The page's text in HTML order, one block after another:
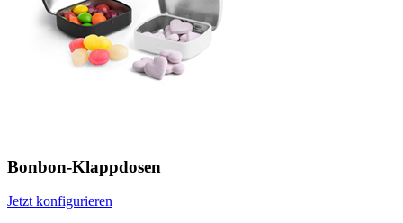
Bonbon-Klappdosen
Jetzt konfigurieren